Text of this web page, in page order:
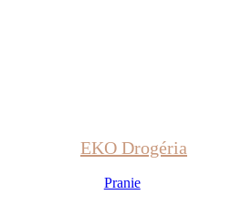
EKO Drogéria
Pranie